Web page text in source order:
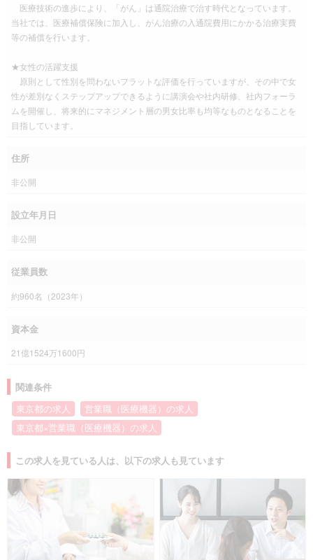
医療技術の進歩により、「がん」は通院治療で治す時代となっています。
当社では、医療補償保険に加入し、がん治療の入通院費用にかかる治療実費
等の補償を行います。
★女性の活躍支援
原則として性別を問わないフラットな評価を行っていますが、その中で女
性が差別なくステップアップできるように講演会や社内研修、社内フォーラ
ムを開催し、将来的にマネジメント層の男女比率も均等なものとなることを
目指しています。
住所
非公開
設立年月日
非公開
従業員数
約960名（2023年）
資本金
21億1524万1600円
関連条件
東京都の求人
営業職（医療機器）の求人
東京都×営業職（医療機器）の求人
この求人を見ている人は、以下の求人も見ています